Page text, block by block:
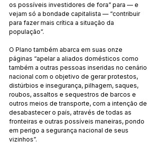
os possíveis investidores de fora” para — e
vejam só a bondade capitalista — “contribuir
para fazer mais crítica a situação da
população”.
O Plano também abarca em suas onze
páginas “apelar a aliados domésticos como
também a outras pessoas inseridas no cenário
nacional com o objetivo de gerar protestos,
distúrbios e insegurança, pilhagem, saques,
roubos, assaltos e sequestros de barcos e
outros meios de transporte, com a intenção de
desabastecer o país, através de todas as
fronteiras e outras possíveis maneiras, pondo
em perigo a segurança nacional de seus
vizinhos”.